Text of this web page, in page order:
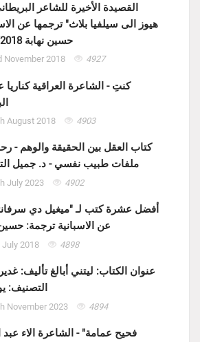
هيوز الى سيلفيا بلاث" ترجمها عن
حسين نهابة 19/7/2018
November 2018 4927
كنتِ - الشاعرة العراقية
August 2018 4903
كتاب العقل بين الحقيقة والوهم -
ملفات طبيب نفسي - د. جميل
July 2023 4902
أفضل عشرة كتب لـ "ميغيل دي
عن الاسبانية ترجمة: حسين
July 2018 4898
عنوان الكتاب: ليتني أبالغ تأليف:
التصنيف:
November 2023 4894
"فحيح عمامة" - الشاعرة الاء